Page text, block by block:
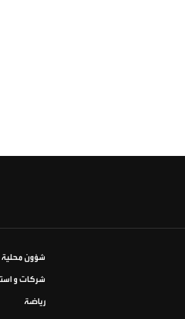
شؤون محلية
شركات و
رياضة